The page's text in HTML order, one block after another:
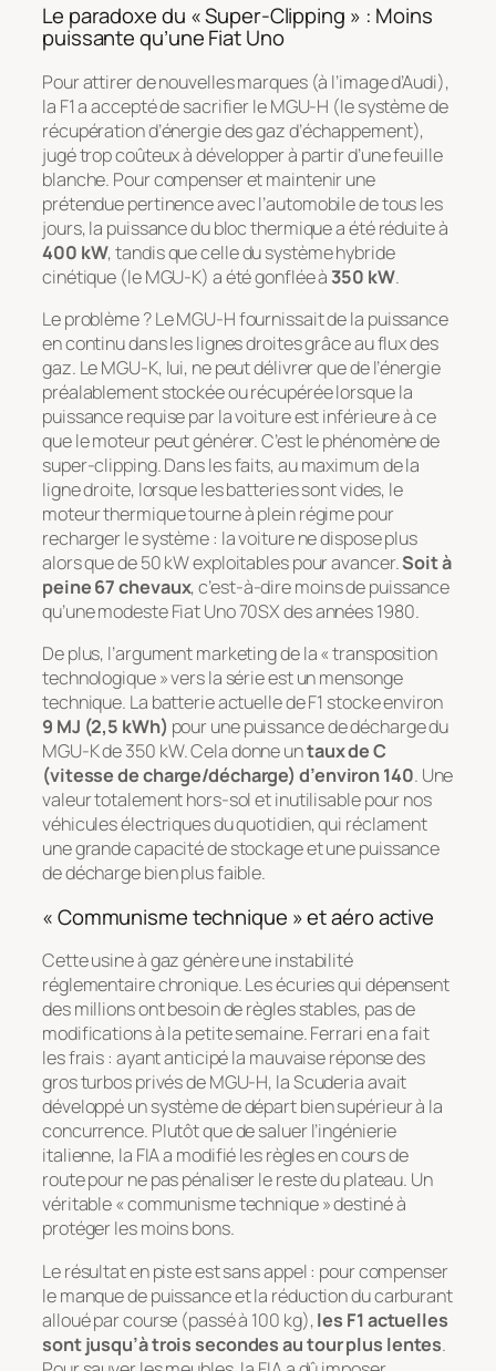
Le paradoxe du « Super-Clipping » : Moins
puissante qu’une Fiat Uno
Pour attirer de nouvelles marques (à l’image d’Audi),
la F1 a accepté de sacrifier le MGU-H (le système de
récupération d’énergie des gaz d’échappement),
jugé trop coûteux à développer à partir d’une feuille
blanche. Pour compenser et maintenir une
prétendue pertinence avec l’automobile de tous les
jours, la puissance du bloc thermique a été réduite à
400 kW, tandis que celle du système hybride
cinétique (le MGU-K) a été gonflée à 350 kW.
Le problème ? Le MGU-H fournissait de la puissance
en continu dans les lignes droites grâce au flux des
gaz. Le MGU-K, lui, ne peut délivrer que de l’énergie
préalablement stockée ou récupérée lorsque la
puissance requise par la voiture est inférieure à ce
que le moteur peut générer. C’est le phénomène de
super-clipping. Dans les faits, au maximum de la
ligne droite, lorsque les batteries sont vides, le
moteur thermique tourne à plein régime pour
recharger le système : la voiture ne dispose plus
alors que de 50 kW exploitables pour avancer.Soit à
peine 67 chevaux, c’est-à-dire moins de puissance
qu’une modeste Fiat Uno 70SX des années 1980.
De plus, l’argument marketing de la « transposition
technologique » vers la série est un mensonge
technique. La batterie actuelle de F1 stocke environ
9 MJ (2,5 kWh) pour une puissance de décharge du
MGU-K de 350 kW. Cela donne untaux de C
(vitesse de charge/décharge) d’environ 140. Une
valeur totalement hors-sol et inutilisable pour nos
véhicules électriques du quotidien, qui réclament
une grande capacité de stockage et une puissance
de décharge bien plus faible.
« Communisme technique » et aéro active
Cette usine à gaz génère une instabilité
réglementaire chronique. Les écuries qui dépensent
des millions ont besoin de règles stables, pas de
modifications à la petite semaine. Ferrari en a fait
les frais : ayant anticipé la mauvaise réponse des
gros turbos privés de MGU-H, la Scuderia avait
développé un système de départ bien supérieur à la
concurrence. Plutôt que de saluer l’ingénierie
italienne, la FIA a modifié les règles en cours de
route pour ne pas pénaliser le reste du plateau. Un
véritable « communisme technique » destiné à
protéger les moins bons.
Le résultat en piste est sans appel : pour compenser
le manque de puissance et la réduction du carburant
alloué par course (passé à 100 kg),les F1 actuelles
sont jusqu’à trois secondes au tour plus lentes.